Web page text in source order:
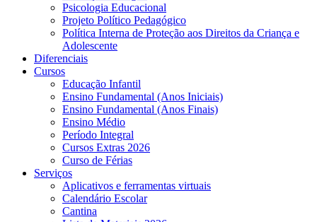
Psicologia Educacional
Projeto Político Pedagógico
Política Interna de Proteção aos Direitos da Criança e
Adolescente
Diferenciais
Cursos
Educação Infantil
Ensino Fundamental (Anos Iniciais)
Ensino Fundamental (Anos Finais)
Ensino Médio
Período Integral
Cursos Extras 2026
Curso de Férias
Serviços
Aplicativos e ferramentas virtuais
Calendário Escolar
Cantina